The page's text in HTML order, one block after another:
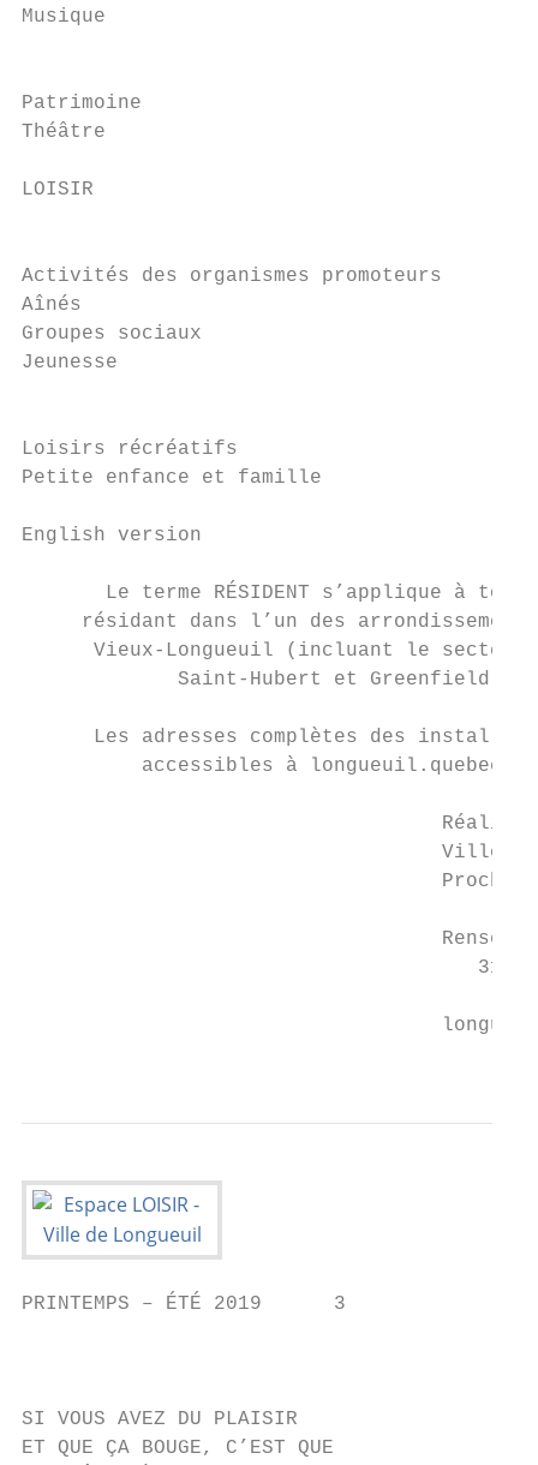
Musique
Patrimoine
Théâtre
LOISIR
Activités des organismes promoteurs
Aînés
Groupes sociaux
Jeunesse
Loisirs récréatifs
Petite enfance et famille
English version
Le terme RÉSIDENT s’applique à tout
résidant dans l’un des
Vieux-Longueuil (incluant le secteur
Saint-Hubert et Greenfield
Les adresses complètes des
accessibles à longueuil.quebec/
Ville
311
PRINTEMPS – ÉTÉ 2019      3
SI VOUS AVEZ DU PLAISIR
ET QUE ÇA BOUGE, C’EST QUE